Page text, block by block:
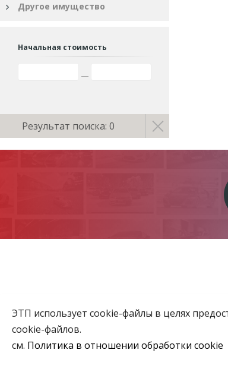
Другое имущество
Начальная стоимость
Результат поиска: 0
ЭТП использует cookie-файлы в целях
cookie-файлов.
см. Политика в отношении обработки cookie